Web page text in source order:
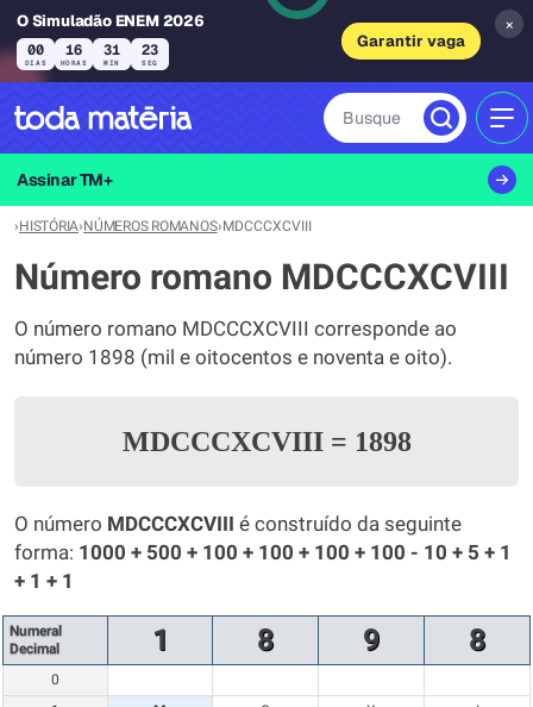
O Simuladão ENEM 2026
00
DIAS
16
HORAS
31
MIN
23
SEG
Garantir vaga
×
Busque
Assinar TM+
›HISTÓRIA›NÚMEROS ROMANOS›MDCCCXCVIII
Número romano MDCCCXCVIII
O número romano MDCCCXCVIII corresponde ao
número 1898 (mil e oitocentos e noventa e oito).
MDCCCXCVIII = 1898
O número MDCCCXCVIII é construído da seguinte
forma: 1000 + 500 + 100 + 100 + 100 + 100 - 10 + 5 + 1
+ 1 + 1
Numeral
Decimal
1 8 9 8
0